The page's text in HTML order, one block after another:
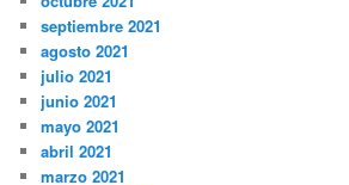
septiembre 2021
agosto 2021
julio 2021
junio 2021
mayo 2021
abril 2021
marzo 2021